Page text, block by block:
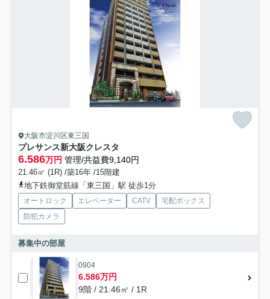
大阪市淀川区東三国
プレサンス新大阪クレスタ
6.586万円 管理/共益費9,140円
21.46㎡ (1R) /築16年 /15階建
地下鉄御堂筋線「東三国」駅 徒歩1分
オートロック エレベーター CATV
宅配ボックス
防犯カメラ
募集中の部屋
0904
6.586万円
9階 / 21.46㎡ / 1R